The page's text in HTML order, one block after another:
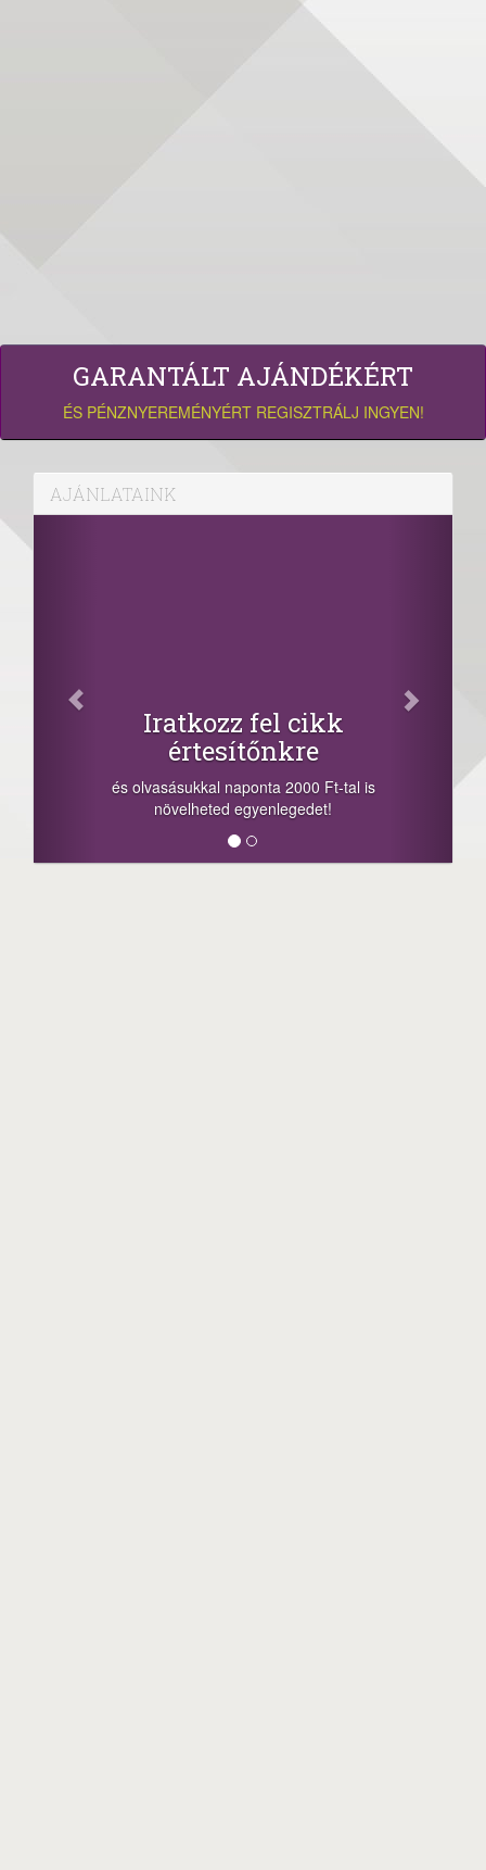
GARANTÁLT AJÁNDÉKÉRT
ÉS PÉNZNYEREMÉNYÉRT REGISZTRÁLJ INGYEN!
AJÁNLATAINK
Iratkozz fel cikk
értesítőnkre
és olvasásukkal naponta 2000 Ft-tal is
növelheted egyenlegedet!